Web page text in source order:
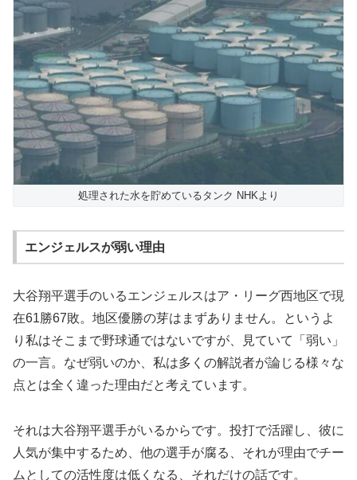
処理された水を貯めているタンク NHKより
エンジェルスが弱い理由
大谷翔平選手のいるエンジェルスはア・リーグ西地区で現
在61勝67敗。地区優勝の芽はまずありません。というよ
り私はそこまで野球通ではないですが、見ていて「弱い」
の一言。なぜ弱いのか、私は多くの解説者が論じる様々な
点とは全く違った理由だと考えています。
それは大谷翔平選手がいるからです。投打で活躍し、彼に
人気が集中するため、他の選手が腐る、それが理由でチー
ムとしての活性度は低くなる、それだけの話です。